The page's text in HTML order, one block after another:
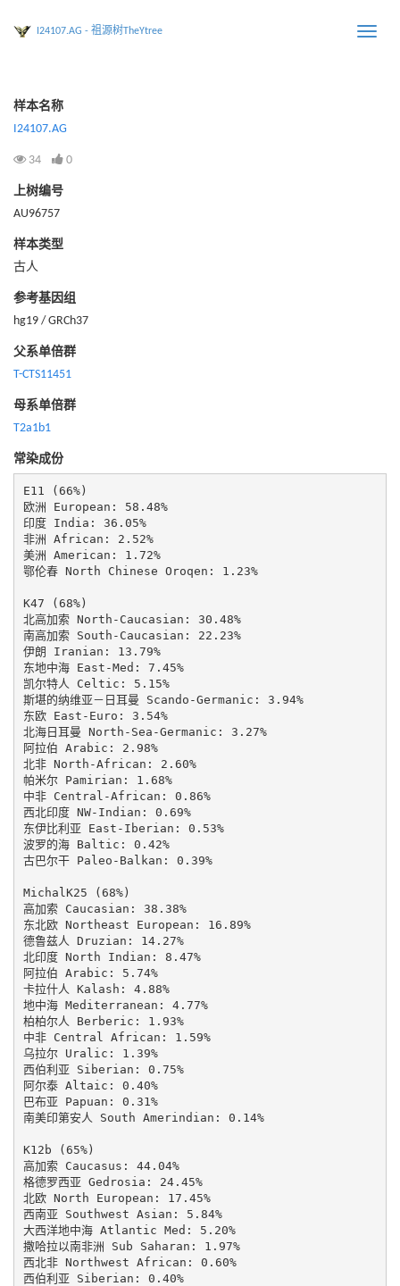
Toggle
I24107.AG - 祖源树TheYtree
样本名称
I24107.AG
34 0
上树编号
AU96757
样本类型
古人
参考基因组
hg19 / GRCh37
父系单倍群
T-CTS11451
母系单倍群
T2a1b1
常染成份
E11 (66%)
欧洲 European: 58.48%
印度 India: 36.05%
非洲 African: 2.52%
美洲 American: 1.72%
鄂伦春 North Chinese Oroqen: 1.23%
K47 (68%)
北高加索 North-Caucasian: 30.48%
南高加索 South-Caucasian: 22.23%
伊朗 Iranian: 13.79%
东地中海 East-Med: 7.45%
凯尔特人 Celtic: 5.15%
斯堪的纳维亚－日耳曼 Scando-Germanic: 3.94%
东欧 East-Euro: 3.54%
北海日耳曼 North-Sea-Germanic: 3.27%
阿拉伯 Arabic: 2.98%
北非 North-African: 2.60%
帕米尔 Pamirian: 1.68%
中非 Central-African: 0.86%
西北印度 NW-Indian: 0.69%
东伊比利亚 East-Iberian: 0.53%
波罗的海 Baltic: 0.42%
古巴尔干 Paleo-Balkan: 0.39%
MichalK25 (68%)
高加索 Caucasian: 38.38%
东北欧 Northeast European: 16.89%
德鲁兹人 Druzian: 14.27%
北印度 North Indian: 8.47%
阿拉伯 Arabic: 5.74%
卡拉什人 Kalash: 4.88%
地中海 Mediterranean: 4.77%
柏柏尔人 Berberic: 1.93%
中非 Central African: 1.59%
乌拉尔 Uralic: 1.39%
西伯利亚 Siberian: 0.75%
阿尔泰 Altaic: 0.40%
巴布亚 Papuan: 0.31%
南美印第安人 South Amerindian: 0.14%
K12b (65%)
高加索 Caucasus: 44.04%
格德罗西亚 Gedrosia: 24.45%
北欧 North European: 17.45%
西南亚 Southwest Asian: 5.84%
大西洋地中海 Atlantic Med: 5.20%
撒哈拉以南非洲 Sub Saharan: 1.97%
西北非 Northwest African: 0.60%
西伯利亚 Siberian: 0.40%